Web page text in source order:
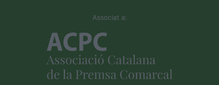
Associat a: